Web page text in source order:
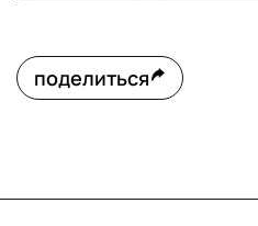
поделиться